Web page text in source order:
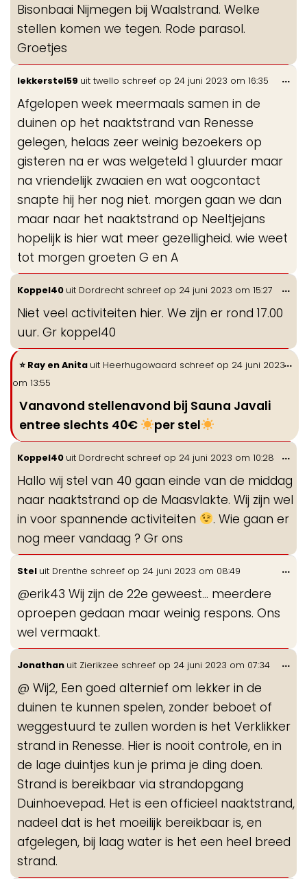
Bisonbaai Nijmegen bij Waalstrand. Welke
stellen komen we tegen. Rode parasol.
Groetjes
lekkerstel59 uit twello schreef op 24 juni 2023 om 16:35
Afgelopen week meermaals samen in de
duinen op het naaktstrand van Renesse
gelegen, helaas zeer weinig bezoekers op
gisteren na er was welgeteld 1 gluurder maar
na vriendelijk zwaaien en wat oogcontact
snapte hij her nog niet. morgen gaan we dan
maar naar het naaktstrand op Neeltjejans
hopelijk is hier wat meer gezelligheid. wie weet
tot morgen groeten G en A
...
Koppel40 uit Dordrecht schreef op 24 juni 2023 om 15:27
Niet veel activiteiten hier. We zijn er rond 17.00
uur. Gr koppel40
...
Ray en Anita uit Heerhugowaard schreef op 24 juni 2023
om 13:55
Vanavond stellenavond bij Sauna Javali
entree slechts 40€
per stel
...
Koppel40 uit Dordrecht schreef op 24 juni 2023 om 10:28
Hallo wij stel van 40 gaan einde van de middag
naar naaktstrand op de Maasvlakte. Wij zijn wel
in voor spannende activiteiten
. Wie gaan er
nog meer vandaag ? Gr ons
...
Stel uit Drenthe schreef op 24 juni 2023 om 08:49
@erik43 Wij zijn de 22e geweest… meerdere
oproepen gedaan maar weinig respons. Ons
wel vermaakt.
...
Jonathan uit Zierikzee schreef op 24 juni 2023 om 07:34
@ Wij2, Een goed alternief om lekker in de
duinen te kunnen spelen, zonder beboet of
weggestuurd te zullen worden is het Verklikker
strand in Renesse. Hier is nooit controle, en in
de lage duintjes kun je prima je ding doen.
Strand is bereikbaar via strandopgang
Duinhoevepad. Het is een officieel naaktstrand,
nadeel dat is het moeilijk bereikbaar is, en
afgelegen, bij laag water is het een heel breed
strand.
...